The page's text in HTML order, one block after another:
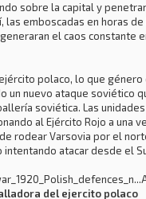
sobre la capital y
emboscadas en horas
el caos constante
polaco, lo que
nuevo ataque soviético
soviética. Las
al Ejército Rojo a una
rodear Varsovia por el
atacar desde el
del ejercito polaco